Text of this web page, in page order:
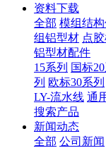
资料下载
全部 模组结
组铝型材 点
铝型材配件
15系列 国标
列 欧标30系列
LY-流水线 通
搜索产品
新闻动态
全部 公司新闻